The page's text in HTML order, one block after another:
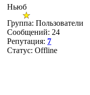
Ньюб
Группа: Пользователи
Сообщений: 24
Репутация: 7
Статус: Offline